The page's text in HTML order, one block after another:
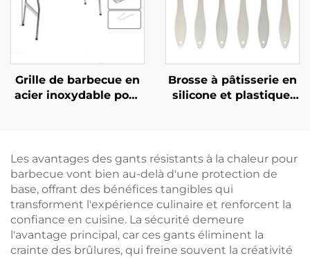
barbecue et four
l'environnement,
idéale pour appliquer
de l'huile ou du beurre
lors de la cuisson au
four
Grille de barbecue en
acier inoxydable pour
domestique pour
barbecue au charbon
de bois, outils
extérieurs pour
barbecue, cuisson au
charbon de bois
Brosse à pâtisserie en
silicone et plastique,
barbecue au charbon
de bois, ustensile de
cuisine pour
badigeonner les
aliments avec des
sauces
Les avantages des gants résistants à la chaleur pour
barbecue vont bien au-delà d'une protection de
base, offrant des bénéfices tangibles qui
transforment l'expérience culinaire et renforcent la
confiance en cuisine. La sécurité demeure
l'avantage principal, car ces gants éliminent la
crainte des brûlures, qui freine souvent la créativité